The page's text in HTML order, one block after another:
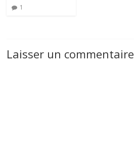
1
Laisser un commentaire